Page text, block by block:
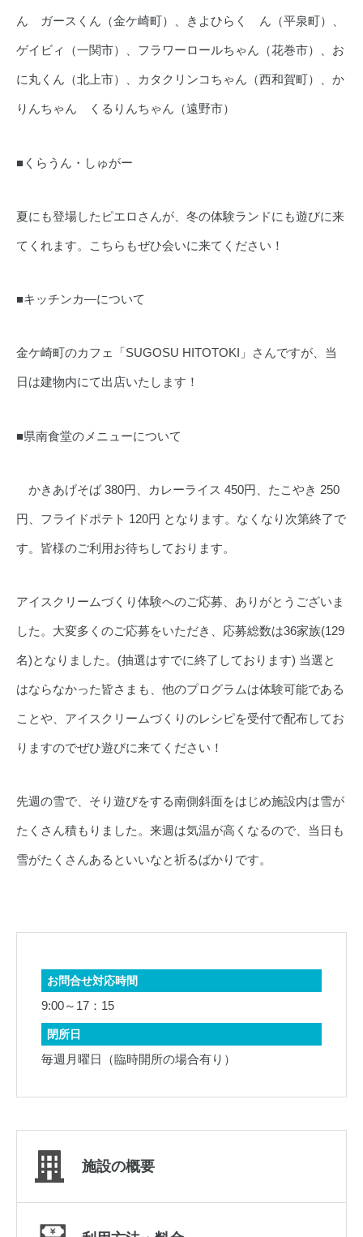
ん ガースくん（金ケ崎町）、きよひらく ん（平泉町）、
ゲイビィ（一関市）、フラワーロールちゃん（花巻市）、お
に丸くん（北上市）、カタクリンコちゃん（西和賀町）、か
りんちゃん くるりんちゃん（遠野市）
■くらうん・しゅがー
夏にも登場したピエロさんが、冬の体験ランドにも遊びに来
てくれます。こちらもぜひ会いに来てください！
■キッチンカ―について
金ケ崎町のカフェ「SUGOSU HITOTOKI」さんですが、当
日は建物内にて出店いたします！
■県南食堂のメニューについて
かきあげそば 380円、カレーライス 450円、たこやき 250
円、フライドポテト 120円 となります。なくなり次第終了で
す。皆様のご利用お待ちしております。
アイスクリームづくり体験へのご応募、ありがとうございま
した。大変多くのご応募をいただき、応募総数は36家族(129
名)となりました。(抽選はすでに終了しております) 当選と
はならなかった皆さまも、他のプログラムは体験可能である
ことや、アイスクリームづくりのレシピを受付で配布してお
りますのでぜひ遊びに来てください！
先週の雪で、そり遊びをする南側斜面をはじめ施設内は雪が
たくさん積もりました。来週は気温が高くなるので、当日も
雪がたくさんあるといいなと祈るばかりです。
お問合せ対応時間
9:00～17：15
閉所日
毎週月曜日（臨時開所の場合有り）
施設の概要